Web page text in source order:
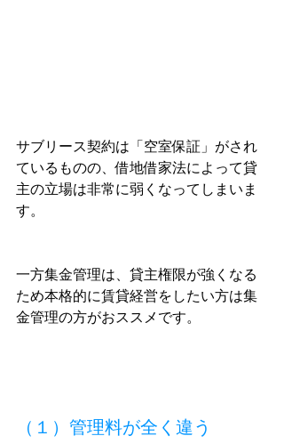
サブリース契約は「空室保証」がされ
ているものの、借地借家法によって貸
主の立場は非常に弱くなってしまいま
す。
一方集金管理は、貸主権限が強くなる
ため本格的に賃貸経営をしたい方は集
金管理の方がおススメです。
（１）管理料が全く違う